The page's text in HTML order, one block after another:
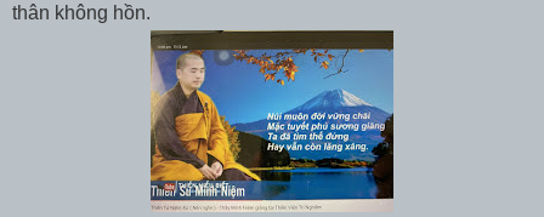
thân không hồn.